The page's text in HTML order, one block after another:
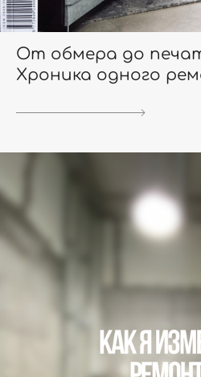
От обмера до
Хроника одного